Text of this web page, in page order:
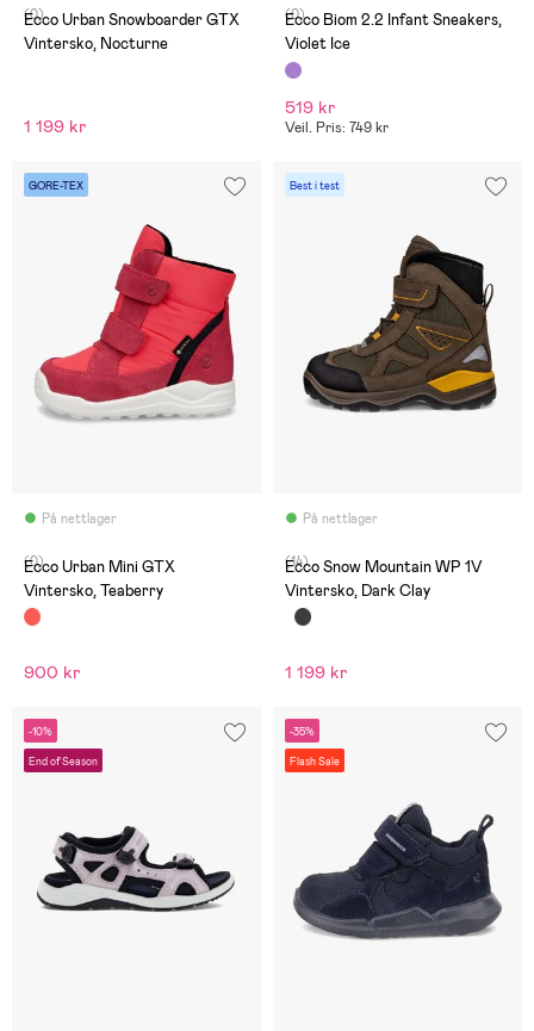
(0)
Ecco Urban Snowboarder GTX
Vintersko, Nocturne
1 199 kr
(0)
Ecco Biom 2.2 Infant Sneakers,
Violet Ice
519 kr
Veil. Pris: 749 kr
GORE-TEX
På nettlager
(0)
Ecco Urban Mini GTX
Vintersko, Teaberry
900 kr
Best i test
På nettlager
(14)
Ecco Snow Mountain WP 1V
Vintersko, Dark Clay
1 199 kr
-10%
End of Season
-35%
Flash Sale